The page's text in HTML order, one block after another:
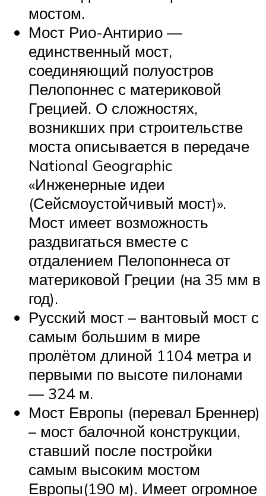
мостом.
Мост Рио-Антирио —
единственный мост,
соединяющий полуостров
Пелопоннес с материковой
Грецией. О сложностях,
возникших при строительстве
моста описывается в передаче
National Geographic
«Инженерные идеи
(Сейсмоустойчивый мост)».
Мост имеет возможность
раздвигаться вместе с
отдалением Пелопоннеса от
материковой Греции (на 35 мм в
год).
Русский мост – вантовый мост с
самым большим в мире
пролётом длиной 1104 метра и
первыми по высоте пилонами
— 324 м.
Мост Европы (перевал Бреннер)
– мост балочной конструкции,
ставший после постройки
самым высоким мостом
Европы(190 м). Имеет огромное